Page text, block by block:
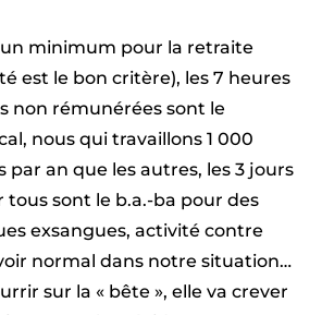
un minimum pour la retraite
est le bon critère), les 7 heures
non rémunérées sont le
nous qui travaillons 1 000
par an que les autres, les 3 jours
tous sont le b.a.-ba pour des
exsangues, activité contre
normal dans notre situation…
sur la « bête », elle va crever